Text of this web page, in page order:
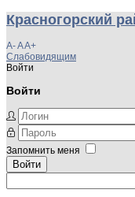
Красногорский
A-AA+
Слабовидящим
Войти
Войти
Запомнить меня
Войти